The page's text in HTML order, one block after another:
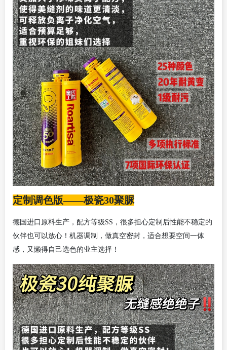
定制调色版——极瓷30聚脲
德国进口原料生产， 配方等级SS， 很多担心定制后性能不稳定的
伙伴也可以放心！ 机器调制，做真空密封， 适合想要空间一体
感，又懒得自己选色的业主选择！